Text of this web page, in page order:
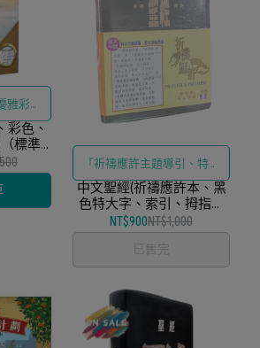
雅彩色
藝」
彩色、
標準
「祈禱應許主題導引、特大
字體友善閱讀與實用索引」
中文聖經(祈禱應許本、黑
色特大字、索引、拇指精
裝)
NT$900NT$1,000
已售完